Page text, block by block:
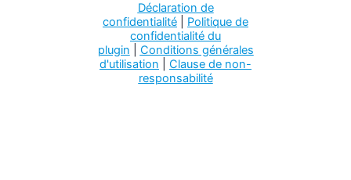
Déclaration de
confidentialité
Politique de
confidentialité du
plugin
Conditions générales
d'utilisation
Clause de non-
responsabilité